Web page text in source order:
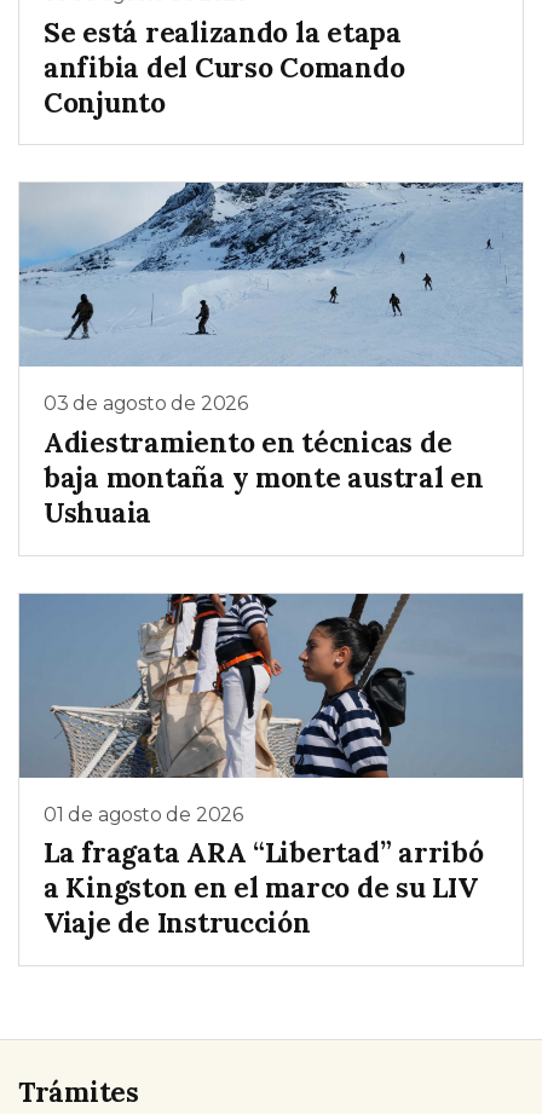
Se está realizando la etapa
anfibia del Curso Comando
Conjunto
03 de agosto de 2026
Adiestramiento en técnicas de
baja montaña y monte austral en
Ushuaia
01 de agosto de 2026
La fragata ARA “Libertad” arribó
a Kingston en el marco de su LIV
Viaje de Instrucción
Trámites